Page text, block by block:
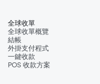
全球收單
全球收單概覽
結帳
外掛支付程式
一鍵收款
POS 收款方案